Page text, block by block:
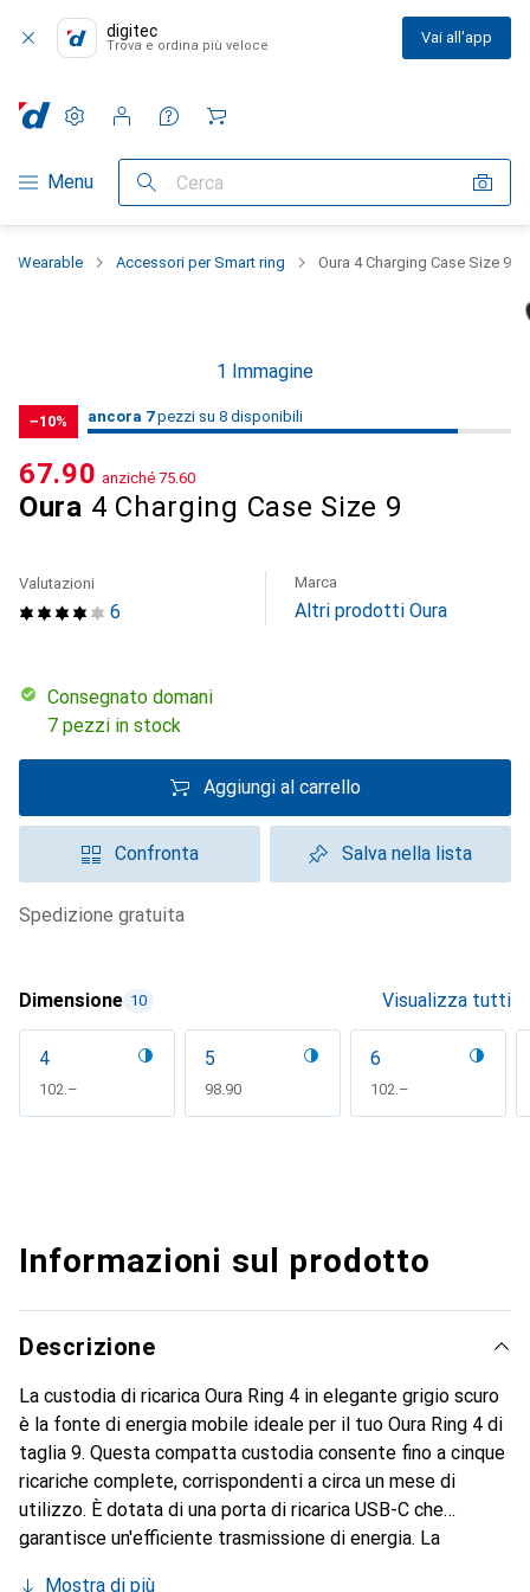
digitec
Trova e ordina più veloce Vai all'app
Categoria Navigazione
Menu Cerca
Impostazioni
Conto cliente
Liste di confronto
Liste dei desideri
Carrello
Wearable Accessori per Smart ring Oura 4 Charging Case Size 9
1 Immagine
−10% 7 / 8
7 / 8 in vendita
ancora 7 pezzi su 8 disponibili
Oura 4 Charging Case Size 9
CHF
67.90 anziché CHF
75.60
6
Valutazioni Marca
Altri prodotti Oura
Consegnato domani
7 pezzi in stock
Aggiungi al carrello
Confronta Salva nella lista
spedizione gratuita
Dimensione 10 Visualizza tutti
4
CHF
102.–
5
CHF
98.90
6
CHF
102.–
Informazioni sul prodotto
Descrizione
La custodia di ricarica Oura Ring 4 in elegante grigio scuro
è la fonte di energia mobile ideale per il tuo Oura Ring 4 di
taglia 9. Questa compatta custodia consente fino a cinque
ricariche complete, corrispondenti a circa un mese di
utilizzo. È dotata di una porta di ricarica USB-C che
garantisce un'efficiente trasmissione di energia. La
Mostra di più